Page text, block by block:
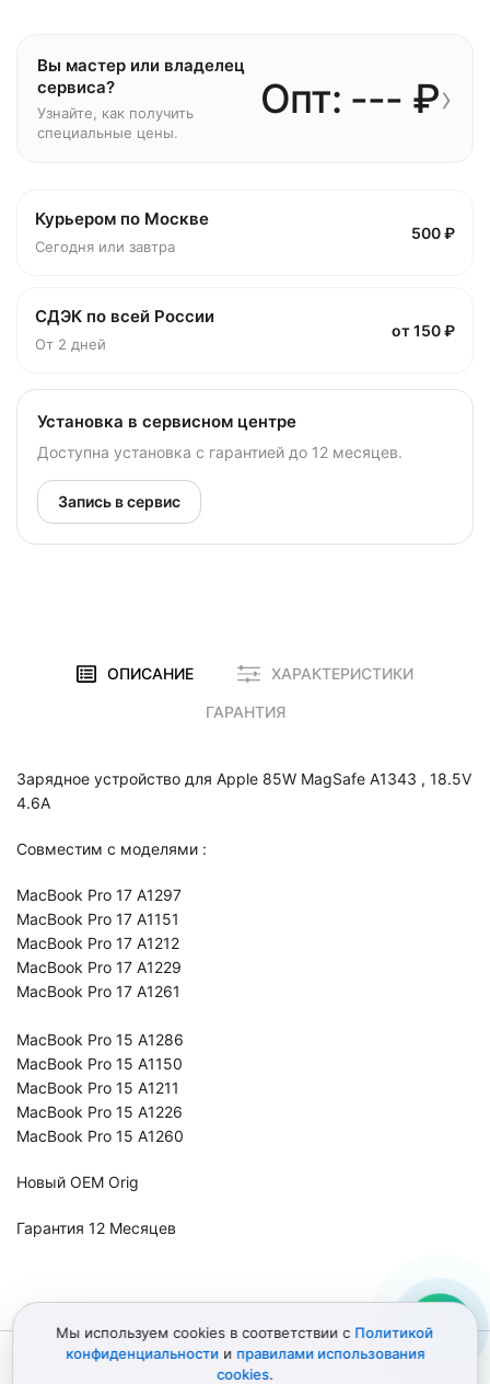
Вы мастер или владелец
сервиса?
Узнайте, как получить
специальные цены.
Опт: --- ₽›
Курьером по Москве
Сегодня или завтра
500 ₽
СДЭК по всей России
От 2 дней
от 150 ₽
Установка в сервисном центре
Доступна установка с гарантией до 12 месяцев.
Запись в сервис
ОПИСАНИЕ ХАРАКТЕРИСТИКИ
ГАРАНТИЯ
Зарядное устройство для Apple 85W MagSafe A1343 , 18.5V
4.6A
Совместим с моделями :
MacBook Pro 17 A1297
MacBook Pro 17 A1151
MacBook Pro 17 A1212
MacBook Pro 17 A1229
MacBook Pro 17 A1261
MacBook Pro 15 A1286
MacBook Pro 15 A1150
MacBook Pro 15 A1211
MacBook Pro 15 A1226
MacBook Pro 15 A1260
Новый OEM Orig
Гарантия 12 Месяцев
© 2012–2026 Детали Эпл
Политика конфиденциальности
Пользовательское соглашение
Мы используем cookies в соответствии с Политикой
конфиденциальности и правилами использования
cookies.